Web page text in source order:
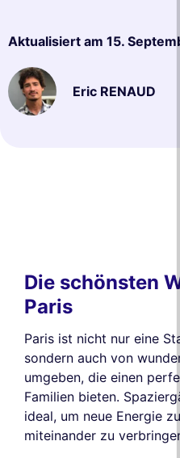
Aktualisiert am 15.
Eric RENAUD
Die schönsten
Paris
Paris ist nicht nur eine
sondern auch von
umgeben, die einen
Familien bieten.
ideal, um neue Energie
miteinander zu